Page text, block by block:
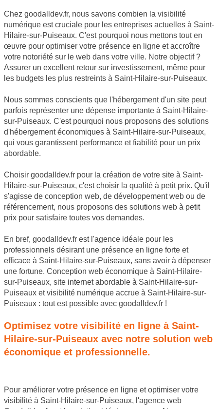
Chez goodalldev.fr, nous savons combien la visibilité
numérique est cruciale pour les entreprises actuelles à Saint-
Hilaire-sur-Puiseaux. C'est pourquoi nous mettons tout en
œuvre pour optimiser votre présence en ligne et accroître
votre notoriété sur le web dans votre ville. Notre objectif ?
Assurer un excellent retour sur investissement, même pour
les budgets les plus restreints à Saint-Hilaire-sur-Puiseaux.
Nous sommes conscients que l'hébergement d'un site peut
parfois représenter une dépense importante à Saint-Hilaire-
sur-Puiseaux. C'est pourquoi nous proposons des solutions
d'hébergement économiques à Saint-Hilaire-sur-Puiseaux,
qui vous garantissent performance et fiabilité pour un prix
abordable.
Choisir goodalldev.fr pour la création de votre site à Saint-
Hilaire-sur-Puiseaux, c'est choisir la qualité à petit prix. Qu'il
s'agisse de conception web, de développement web ou de
référencement, nous proposons des solutions web à petit
prix pour satisfaire toutes vos demandes.
En bref, goodalldev.fr est l'agence idéale pour les
professionnels désirant une présence en ligne forte et
efficace à Saint-Hilaire-sur-Puiseaux, sans avoir à dépenser
une fortune. Conception web économique à Saint-Hilaire-
sur-Puiseaux, site internet abordable à Saint-Hilaire-sur-
Puiseaux et visibilité numérique accrue à Saint-Hilaire-sur-
Puiseaux : tout est possible avec goodalldev.fr !
Optimisez votre visibilité en ligne à Saint-
Hilaire-sur-Puiseaux avec notre solution web
économique et professionnelle.
Pour améliorer votre présence en ligne et optimiser votre
visibilité à Saint-Hilaire-sur-Puiseaux, l'agence web